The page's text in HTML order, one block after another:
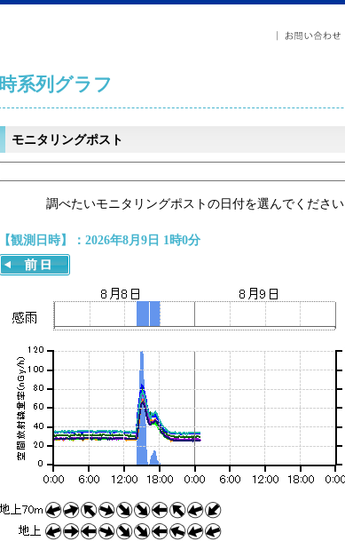
時系列グラフ
モニタリングポスト
調べたいモニタリングポストの日付を選んでください
【観測日時】：2026年8月9日 1時0分